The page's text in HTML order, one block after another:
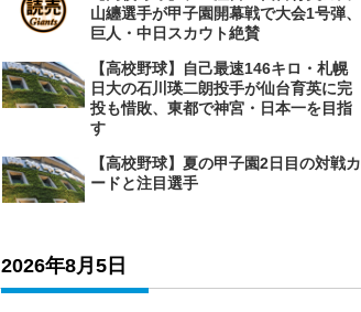
山纏選手が甲子園開幕戦で大会1号弾、
巨人・中日スカウト絶賛
【高校野球】自己最速146キロ・札幌
日大の石川瑛二朗投手が仙台育英に完
投も惜敗、東都で神宮・日本一を目指
す
【高校野球】夏の甲子園2日目の対戦カ
ードと注目選手
2026年8月5日